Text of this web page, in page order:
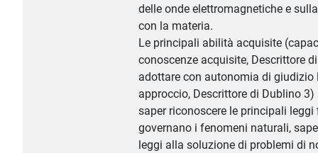
delle onde elettromagnetiche e
con la materia.
Le principali abilità acquisite
conoscenze acquisite, Descrittore
adottare con autonomia di giudizio
approccio, Descrittore di Dublino 3)
saper riconoscere le principali leggi
governano i fenomeni naturali,
leggi alla soluzione di problemi di